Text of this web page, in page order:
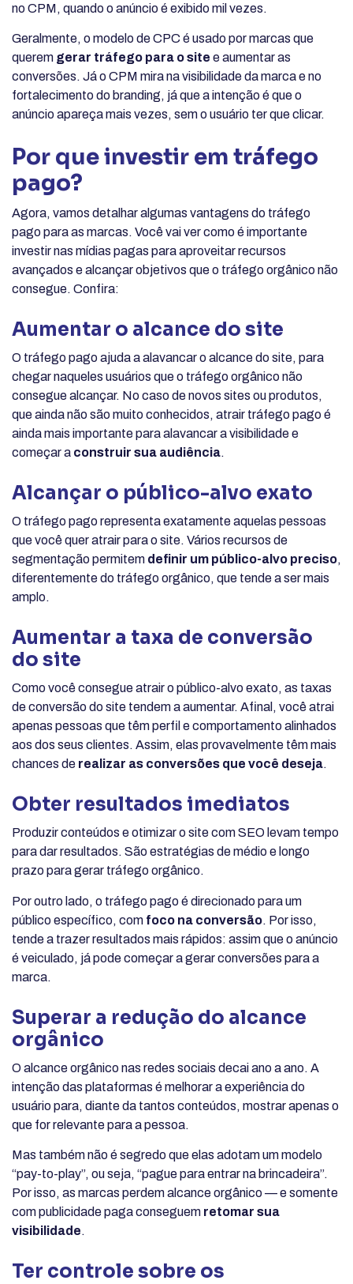
no CPM, quando o anúncio é exibido mil vezes.
Geralmente, o modelo de CPC é usado por marcas que
querem gerar tráfego para o site e aumentar as
conversões. Já o CPM mira na visibilidade da marca e no
fortalecimento do branding, já que a intenção é que o
anúncio apareça mais vezes, sem o usuário ter que clicar.
Por que investir em tráfego
pago?
Agora, vamos detalhar algumas vantagens do tráfego
pago para as marcas. Você vai ver como é importante
investir nas mídias pagas para aproveitar recursos
avançados e alcançar objetivos que o tráfego orgânico não
consegue. Confira:
Aumentar o alcance do site
O tráfego pago ajuda a alavancar o alcance do site, para
chegar naqueles usuários que o tráfego orgânico não
consegue alcançar. No caso de novos sites ou produtos,
que ainda não são muito conhecidos, atrair tráfego pago é
ainda mais importante para alavancar a visibilidade e
começar a construir sua audiência.
Alcançar o público-alvo exato
O tráfego pago representa exatamente aquelas pessoas
que você quer atrair para o site. Vários recursos de
segmentação permitem definir um público-alvo preciso,
diferentemente do tráfego orgânico, que tende a ser mais
amplo.
Aumentar a taxa de conversão
do site
Como você consegue atrair o público-alvo exato, as taxas
de conversão do site tendem a aumentar. Afinal, você atrai
apenas pessoas que têm perfil e comportamento alinhados
aos dos seus clientes. Assim, elas provavelmente têm mais
chances de realizar as conversões que você deseja.
Obter resultados imediatos
Produzir conteúdos e otimizar o site com SEO levam tempo
para dar resultados. São estratégias de médio e longo
prazo para gerar tráfego orgânico.
Por outro lado, o tráfego pago é direcionado para um
público específico, com foco na conversão. Por isso,
tende a trazer resultados mais rápidos: assim que o anúncio
é veiculado, já pode começar a gerar conversões para a
marca.
Superar a redução do alcance
orgânico
O alcance orgânico nas redes sociais decai ano a ano. A
intenção das plataformas é melhorar a experiência do
usuário para, diante da tantos conteúdos, mostrar apenas o
que for relevante para a pessoa.
Mas também não é segredo que elas adotam um modelo
“pay-to-play”, ou seja, “pague para entrar na brincadeira”.
Por isso, as marcas perdem alcance orgânico — e somente
com publicidade paga conseguem retomar sua
visibilidade.
Ter controle sobre os